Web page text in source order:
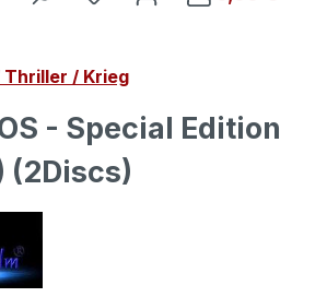
/ Krieg
- Special Edition
(2Discs)